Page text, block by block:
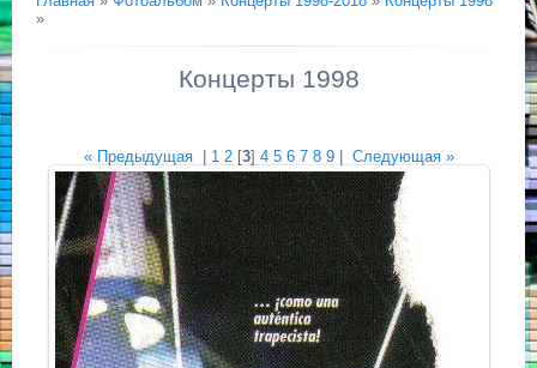
»
Концерты 1998
« Предыдущая| 1 2[3] 4 5 6 7 8 9| Следующая »